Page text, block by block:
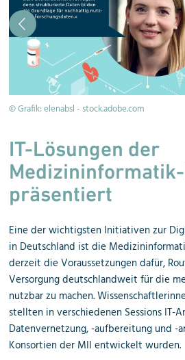
© Grafik: elenabsl - stock.adobe.com
IT-Lösungen der
präsentiert
Eine der wichtigsten Initiativen zur
in Deutschland ist die
derzeit die Voraussetzungen dafür,
Versorgung deutschlandweit für die
nutzbar zu machen.
stellten in verschiedenen Sessions IT-
Datenvernetzung, -aufbereitung und -
Konsortien der MII entwickelt wurden.